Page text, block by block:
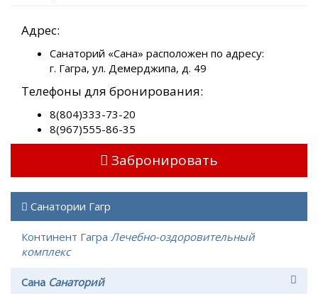
Адрес:
Санаторий «Сана» расположен по адресу:
г. Гагра, ул. Демерджипа, д. 49
Телефоны для бронирования:
8(804)333-73-20
8(967)555-86-35
Забронировать
Санатории Гагр
Континент Гагра Лечебно-оздоровительный
комплекс
Сана Санаторий